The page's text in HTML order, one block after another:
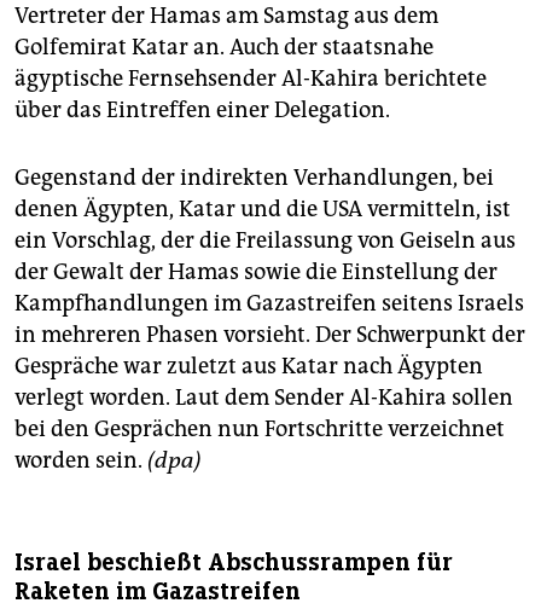
Vertreter der Hamas am Samstag aus dem
Golfemirat Katar an. Auch der staatsnahe
ägyptische Fernsehsender Al-Kahira berichtete
über das Eintreffen einer Delegation.
Gegenstand der indirekten Verhandlungen, bei
denen Ägypten, Katar und die USA vermitteln, ist
ein Vorschlag, der die Freilassung von Geiseln aus
der Gewalt der Hamas sowie die Einstellung der
Kampfhandlungen im Gazastreifen seitens Israels
in mehreren Phasen vorsieht. Der Schwerpunkt der
Gespräche war zuletzt aus Katar nach Ägypten
verlegt worden. Laut dem Sender Al-Kahira sollen
bei den Gesprächen nun Fortschritte verzeichnet
worden sein. (dpa)
Israel beschießt Abschussrampen für
Raketen im Gazastreifen